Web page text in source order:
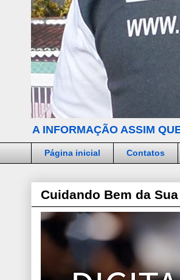
A INFORMAÇÃO ASSIM
Página inicial Contatos
Cuidando Bem da